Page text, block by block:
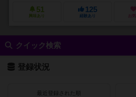
51
興味あり
125
経験あり お
クイック検索
登録状況
最近登録された順